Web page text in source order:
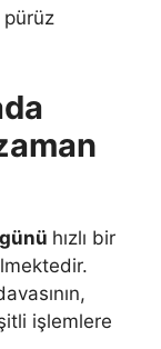
pürüz
hızlı bir
işlemlere